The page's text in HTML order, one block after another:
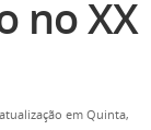
no XX
em Quinta,